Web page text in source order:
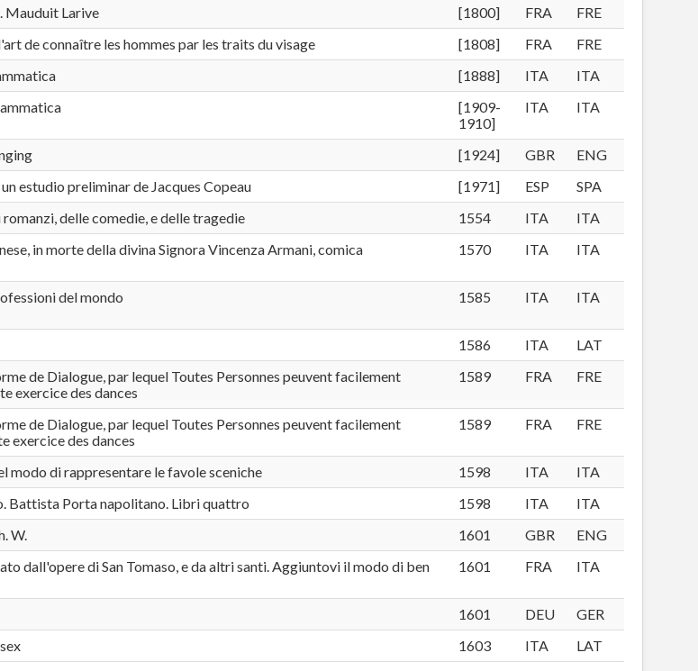
Mauduit Larive [1800] FRA
FRE
de connaître les hommes par les traits du visage [1808] FRA
FRE
[1888] ITA
ITA
[1909-
1910]
ITA ITA
[1924] GBR
ENG
estudio preliminar de Jacques Copeau [1971] ESP
SPA
delle comedie, e delle tragedie 1554 ITA
ITA
in morte della divina Signora Vincenza Armani, comica
1570 ITA ITA
del mondo 1585 ITA ITA
1586 ITA
LAT
de Dialogue, par lequel Toutes Personnes peuvent facilement
exercice des dances
1589 FRA FRE
de Dialogue, par lequel Toutes Personnes peuvent facilement
exercice des dances
1589 FRA FRE
modo di rappresentare le favole sceniche 1598 ITA
ITA
Battista Porta napolitano. Libri quattro 1598 ITA
ITA
W. 1601 GBR
ENG
dall'opere di San Tomaso, e da altri santi. Aggiuntovi il modo di ben
1601 FRA ITA
1601 DEU
GER
1603 ITA LAT